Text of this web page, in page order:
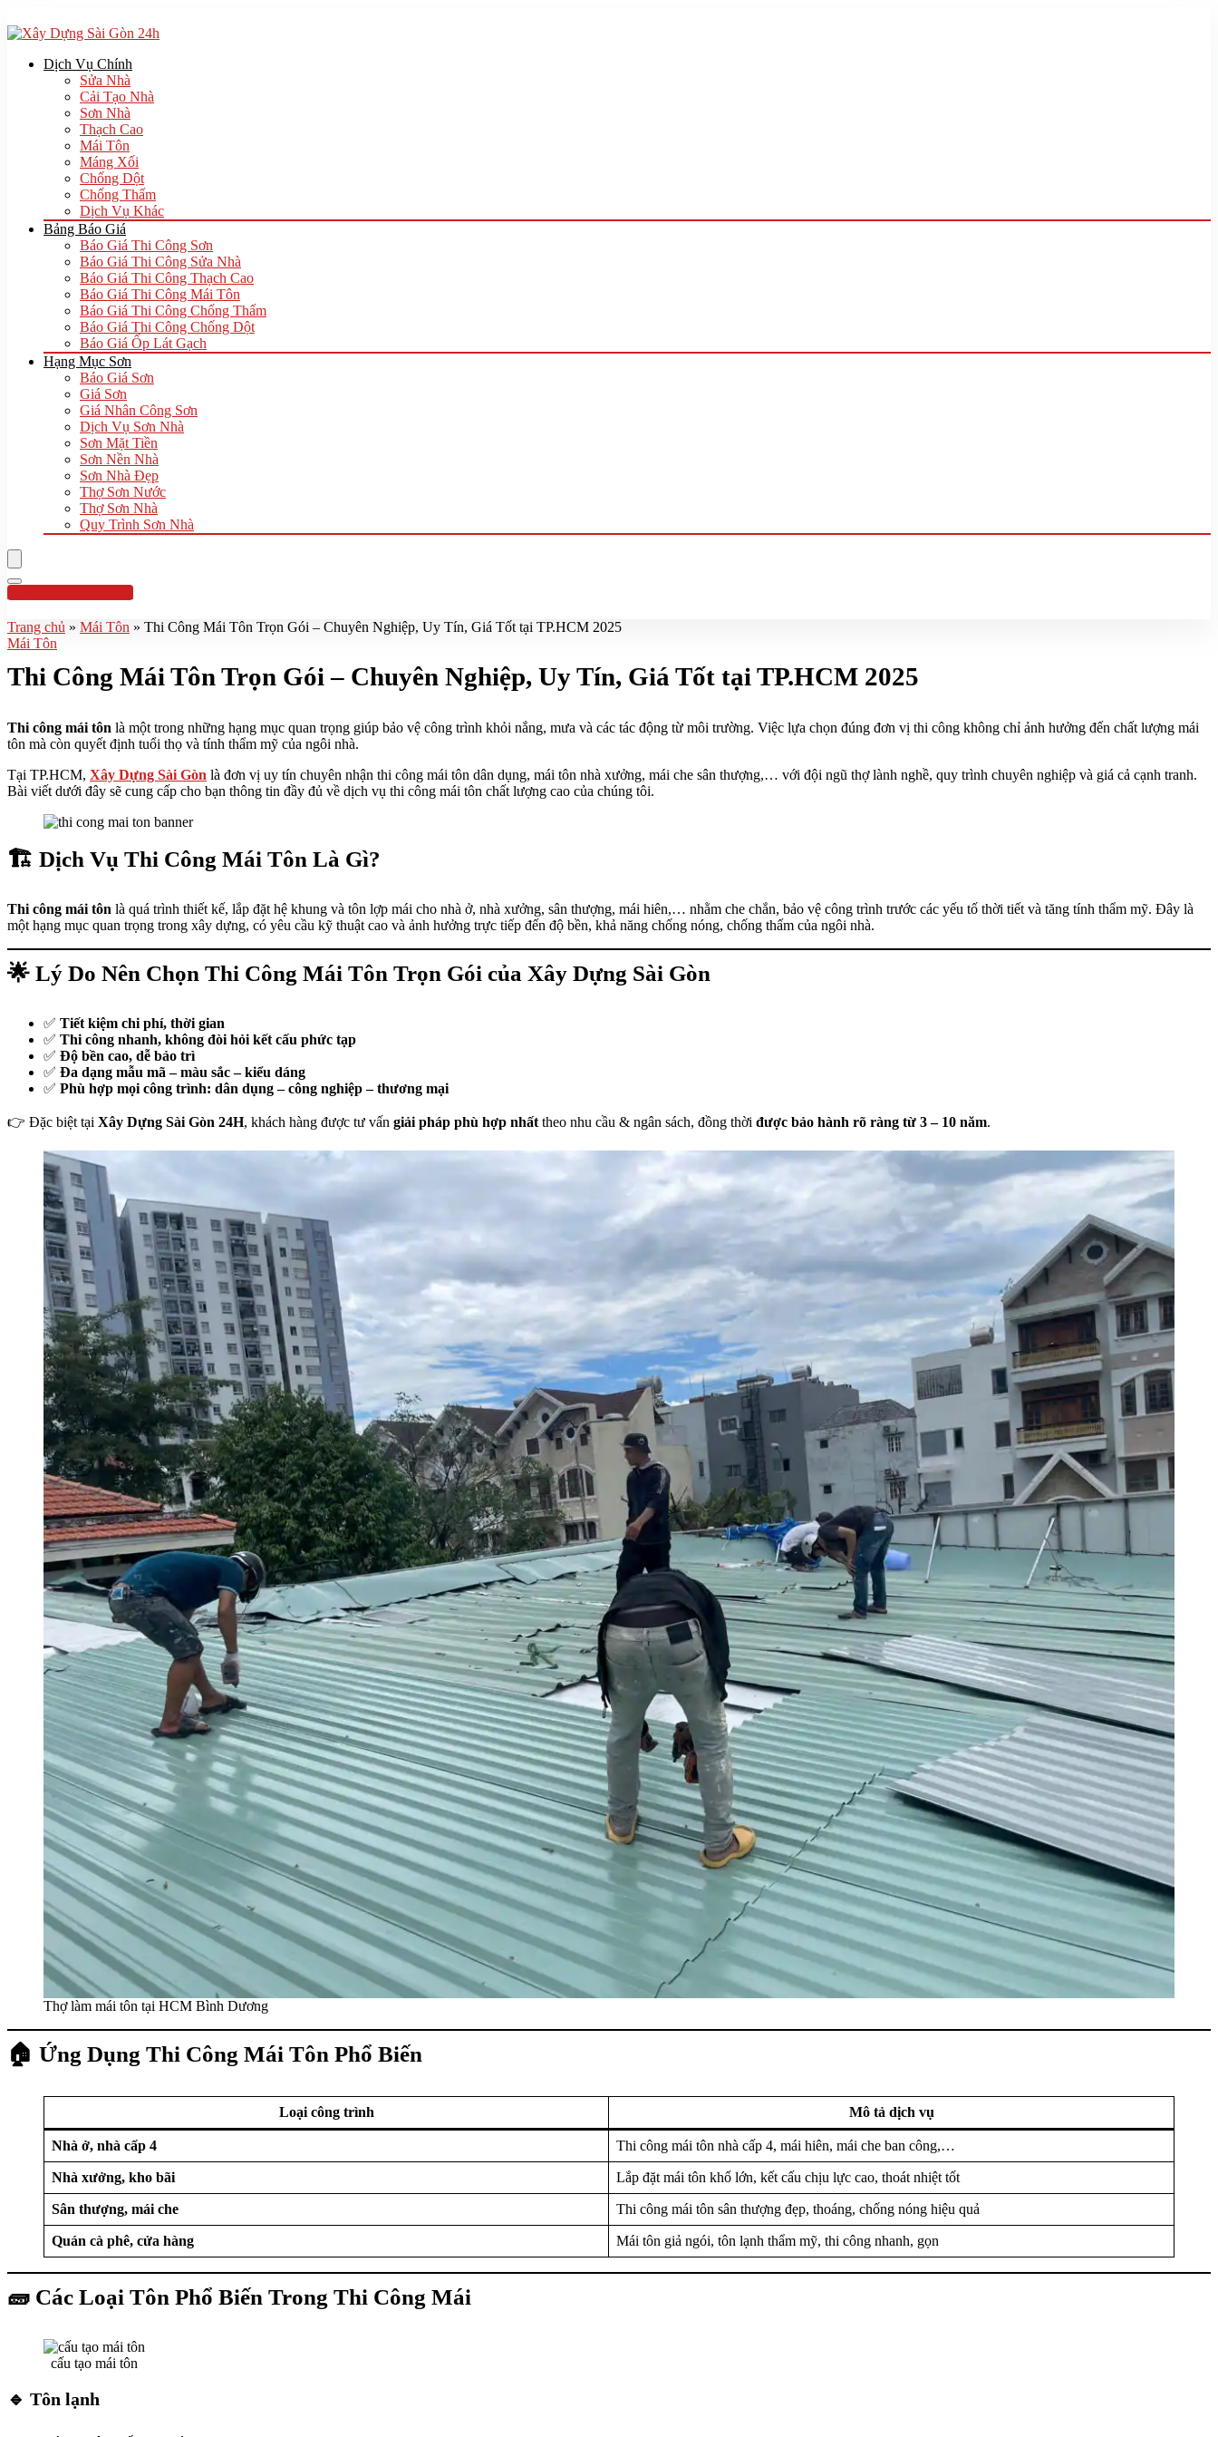
Dịch Vụ Chính
Sửa Nhà
Cải Tạo Nhà
Sơn Nhà
Thạch Cao
Mái Tôn
Máng Xối
Chống Dột
Chống Thấm
Dịch Vụ Khác
Bảng Báo Giá
Báo Giá Thi Công Sơn
Báo Giá Thi Công Sửa Nhà
Báo Giá Thi Công Thạch Cao
Báo Giá Thi Công Mái Tôn
Báo Giá Thi Công Chống Thấm
Báo Giá Thi Công Chống Dột
Báo Giá Ốp Lát Gạch
Hạng Mục Sơn
Báo Giá Sơn
Giá Sơn
Giá Nhân Công Sơn
Dịch Vụ Sơn Nhà
Sơn Mặt Tiền
Sơn Nền Nhà
Sơn Nhà Đẹp
Thợ Sơn Nước
Thợ Sơn Nhà
Quy Trình Sơn Nhà
Hotline:0961 894 472
Trang chủ » Mái Tôn » Thi Công Mái Tôn Trọn Gói – Chuyên Nghiệp, Uy Tín, Giá Tốt tại TP.HCM 2025
Mái Tôn
Thi Công Mái Tôn Trọn Gói – Chuyên Nghiệp, Uy Tín, Giá Tốt tại TP.HCM 2025
Thi công mái tôn là một trong những hạng mục quan trọng giúp bảo vệ công trình khỏi nắng, mưa và các tác động từ môi trường. Việc lựa chọn đúng đơn vị thi công không chỉ ảnh hưởng đến chất lượng mái
tôn mà còn quyết định tuổi thọ và tính thẩm mỹ của ngôi nhà.
Tại TP.HCM, Xây Dựng Sài Gòn là đơn vị uy tín chuyên nhận thi công mái tôn dân dụng, mái tôn nhà xưởng, mái che sân thượng,… với đội ngũ thợ lành nghề, quy trình chuyên nghiệp và giá cả cạnh tranh.
Bài viết dưới đây sẽ cung cấp cho bạn thông tin đầy đủ về dịch vụ thi công mái tôn chất lượng cao của chúng tôi.
🏗️ Dịch Vụ Thi Công Mái Tôn Là Gì?
Thi công mái tôn là quá trình thiết kế, lắp đặt hệ khung và tôn lợp mái cho nhà ở, nhà xưởng, sân thượng, mái hiên,… nhằm che chắn, bảo vệ công trình trước các yếu tố thời tiết và tăng tính thẩm mỹ. Đây là
một hạng mục quan trọng trong xây dựng, có yêu cầu kỹ thuật cao và ảnh hưởng trực tiếp đến độ bền, khả năng chống nóng, chống thấm của ngôi nhà.
🌟 Lý Do Nên Chọn Thi Công Mái Tôn Trọn Gói của Xây Dựng Sài Gòn
✅ Tiết kiệm chi phí, thời gian
✅ Thi công nhanh, không đòi hỏi kết cấu phức tạp
✅ Độ bền cao, dễ bảo trì
✅ Đa dạng mẫu mã – màu sắc – kiểu dáng
✅ Phù hợp mọi công trình: dân dụng – công nghiệp – thương mại
👉 Đặc biệt tại Xây Dựng Sài Gòn 24H, khách hàng được tư vấn giải pháp phù hợp nhất theo nhu cầu & ngân sách, đồng thời được bảo hành rõ ràng từ 3 – 10 năm.
Thợ làm mái tôn tại HCM Bình Dương
🏠 Ứng Dụng Thi Công Mái Tôn Phổ Biến
Loại công trình Mô tả dịch vụ
Nhà ở, nhà cấp 4 Thi công mái tôn nhà cấp 4, mái hiên, mái che ban công,…
Nhà xưởng, kho bãi Lắp đặt mái tôn khổ lớn, kết cấu chịu lực cao, thoát nhiệt tốt
Sân thượng, mái che Thi công mái tôn sân thượng đẹp, thoáng, chống nóng hiệu quả
Quán cà phê, cửa hàng Mái tôn giả ngói, tôn lạnh thẩm mỹ, thi công nhanh, gọn
🧱 Các Loại Tôn Phổ Biến Trong Thi Công Mái
cấu tạo mái tôn
🔹 Tôn lạnh